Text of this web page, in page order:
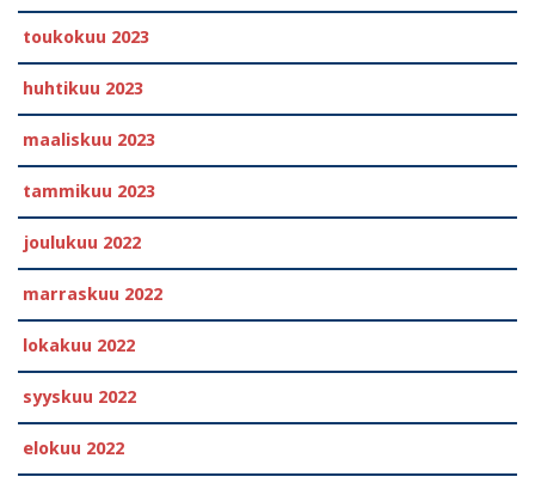
toukokuu 2023
huhtikuu 2023
maaliskuu 2023
tammikuu 2023
joulukuu 2022
marraskuu 2022
lokakuu 2022
syyskuu 2022
elokuu 2022